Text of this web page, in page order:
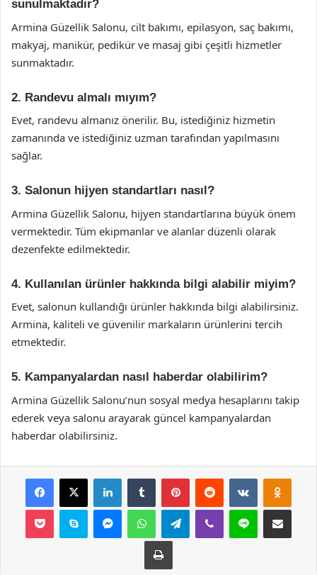
sunulmaktadır?
Armina Güzellik Salonu, cilt bakımı, epilasyon, saç bakımı,
makyaj, manikür, pedikür ve masaj gibi çeşitli hizmetler
sunmaktadır.
2. Randevu almalı mıyım?
Evet, randevu almanız önerilir. Bu, istediğiniz hizmetin
zamanında ve istediğiniz uzman tarafından yapılmasını
sağlar.
3. Salonun hijyen standartları nasıl?
Armina Güzellik Salonu, hijyen standartlarına büyük önem
vermektedir. Tüm ekipmanlar ve alanlar düzenli olarak
dezenfekte edilmektedir.
4. Kullanılan ürünler hakkında bilgi alabilir miyim?
Evet, salonun kullandığı ürünler hakkında bilgi alabilirsiniz.
Armina, kaliteli ve güvenilir markaların ürünlerini tercih
etmektedir.
5. Kampanyalardan nasıl haberdar olabilirim?
Armina Güzellik Salonu’nun sosyal medya hesaplarını takip
ederek veya salonu arayarak güncel kampanyalardan
haberdar olabilirsiniz.
Facebook
X LinkedInTumblr PinterestReddit VKontakte
Pocket Skype MessengerWhatsAppTelegramViber Line E-Posta ile
Yazdır